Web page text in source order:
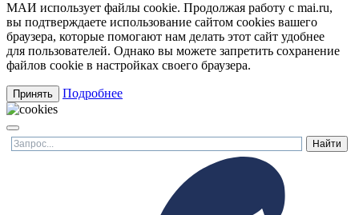
МАИ использует файлы cookie. Продолжая работу с mai.ru,
вы подтверждаете использование сайтом cookies вашего
браузера, которые помогают нам делать этот сайт удобнее
для пользователей. Однако вы можете запретить сохранение
файлов cookie в настройках своего браузера.
Принять Подробнее